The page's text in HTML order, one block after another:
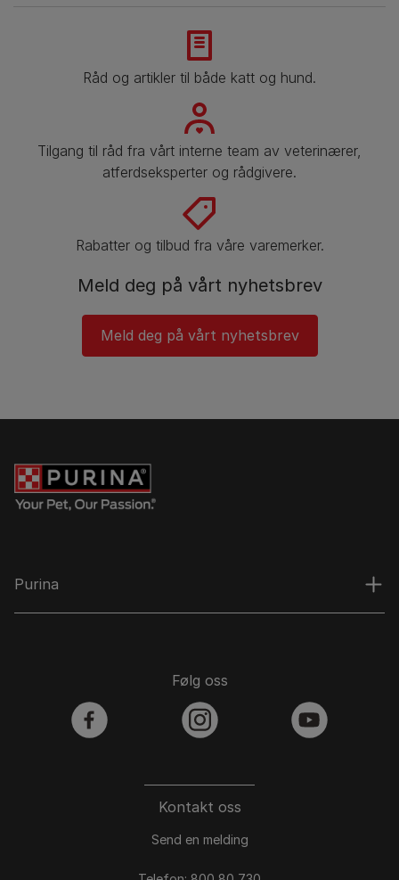
Råd og artikler til både katt og hund.
Tilgang til råd fra vårt interne team av veterinærer,
atferdseksperter og rådgivere.
Rabatter og tilbud fra våre varemerker.
Meld deg på vårt nyhetsbrev
Meld deg på vårt nyhetsbrev
Purina
Kontakt oss
Send en melding
Følg oss
facebook instagram youtube